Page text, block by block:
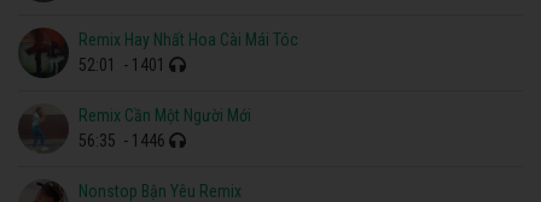
Remix Hay Nhất Hoa Cài Mái Tóc
52:01
- 1401
Remix Cần Một Người Mới
56:35 - 1446
Nonstop Bận Yêu Remix